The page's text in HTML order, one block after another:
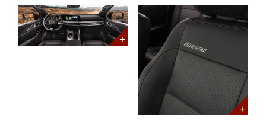
open open